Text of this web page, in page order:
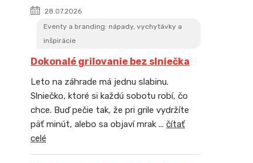
28.07.2026
Eventy a branding: nápady, vychytávky a
inšpirácie
Dokonalé grilovanie bez slniečka
Leto na záhrade má jednu slabinu.
Slniečko, ktoré si každú sobotu robí, čo
chce. Buď pečie tak, že pri grile vydržíte
päť minút, alebo sa objaví mrak ... čítať
celé